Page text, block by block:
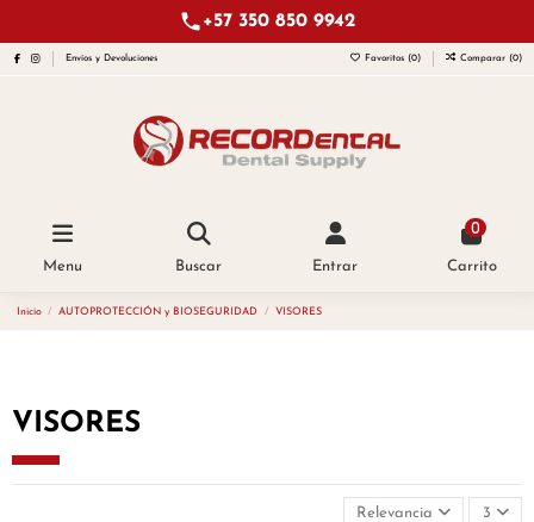
+57 350 850 9942
Envíos y Devoluciones Favoritos (0) Comparar (0)
Menu Buscar Entrar
0
Carrito
Inicio AUTOPROTECCIÓN y BIOSEGURIDAD VISORES
VISORES
Relevancia 3